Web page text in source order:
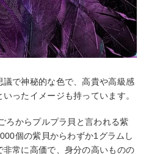
で神秘的な色で、高貴や高級感
ったイメージも持っています。
ろからプルプラ貝と言われる紫
個の紫貝からわずか1グラムし
常に高価で、身分の高いものの